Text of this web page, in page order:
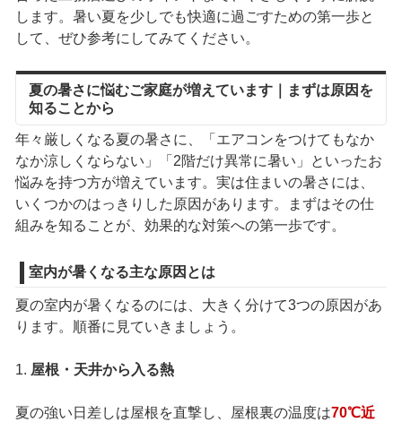
します。暑い夏を少しでも快適に過ごすための第一歩と
して、ぜひ参考にしてみてください。
夏の暑さに悩むご家庭が増えています｜まずは原因を
知ることから
年々厳しくなる夏の暑さに、「エアコンをつけてもなか
なか涼しくならない」「2階だけ異常に暑い」といったお
悩みを持つ方が増えています。実は住まいの暑さには、
いくつかのはっきりした原因があります。まずはその仕
組みを知ることが、効果的な対策への第一歩です。
室内が暑くなる主な原因とは
夏の室内が暑くなるのには、大きく分けて3つの原因があ
ります。順番に見ていきましょう。
1. 屋根・天井から入る熱
夏の強い日差しは屋根を直撃し、屋根裏の温度は70℃近